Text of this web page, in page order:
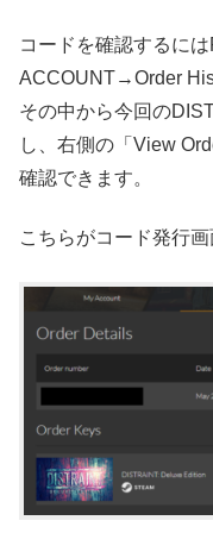
コードを確認するに
ACCOUNT→Order
その中から今回の
し、右側の「View
確認できます。
こちらがコード発行画